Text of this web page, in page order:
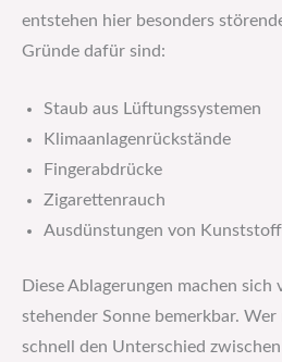
entstehen hier besonders
Gründe dafür sind:
Staub aus Lüftungssystemen
Klimaanlagenrückstände
Fingerabdrücke
Zigarettenrauch
Ausdünstungen von
Diese Ablagerungen machen
stehender Sonne bemerkbar.
schnell den Unterschied